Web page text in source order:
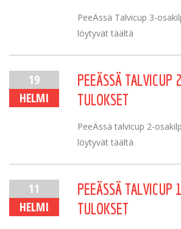
PeeÄssä Talvicup 3-
löytyvät täältä
19
HELMI
PEEÄSSÄ TALVICUP
TULOKSET
PeeÄssä talvicup 2-
löytyvät täältä
11
HELMI
PEEÄSSÄ TALVICUP
TULOKSET